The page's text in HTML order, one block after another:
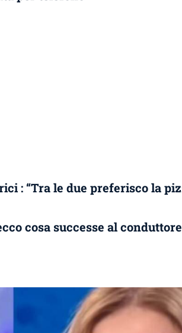
: “Tra le due preferisco la
cosa successe al conduttore